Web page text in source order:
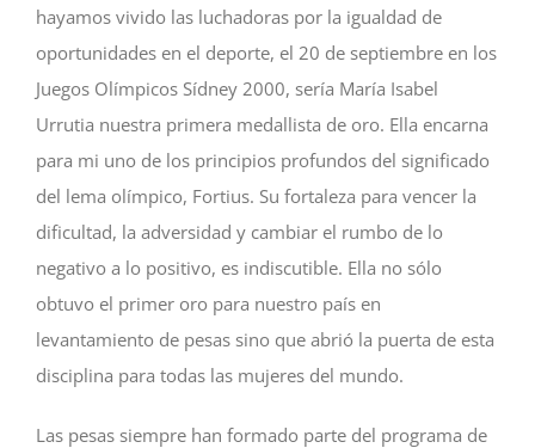
hayamos vivido las luchadoras por la igualdad de
oportunidades en el deporte, el 20 de septiembre en los
Juegos Olímpicos Sídney 2000, sería María Isabel
Urrutia nuestra primera medallista de oro. Ella encarna
para mi uno de los principios profundos del significado
del lema olímpico, Fortius. Su fortaleza para vencer la
dificultad, la adversidad y cambiar el rumbo de lo
negativo a lo positivo, es indiscutible. Ella no sólo
obtuvo el primer oro para nuestro país en
levantamiento de pesas sino que abrió la puerta de esta
disciplina para todas las mujeres del mundo.
Las pesas siempre han formado parte del programa de